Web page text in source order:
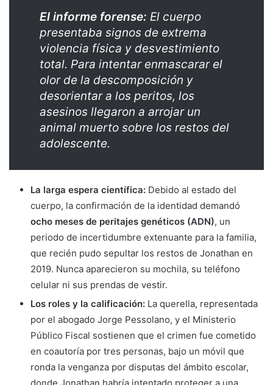
El informe forense: El cuerpo
presentaba signos de extrema
violencia física y desvestimiento
total. Para intentar enmascarar el
olor de la descomposición y
desorientar a los peritos, los
asesinos llegaron a arrojar un
animal muerto sobre los restos del
adolescente.
La larga espera científica: Debido al estado del
cuerpo, la confirmación de la identidad demandó
ocho meses de peritajes genéticos (ADN), un
periodo de incertidumbre extenuante para la familia,
que recién pudo sepultar los restos de Jonathan en
2019. Nunca aparecieron su mochila, su teléfono
celular ni sus prendas de vestir.
Los roles y la calificación: La querella, representada
por el abogado Jorge Pessolano, y el Ministerio
Público Fiscal sostienen que el crimen fue cometido
en coautoría por tres personas, bajo un móvil que
ronda la venganza por disputas del ámbito escolar,
donde Jonathan habría intentado proteger a una